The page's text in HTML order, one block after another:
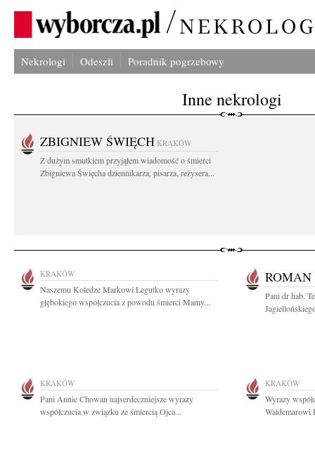
Nekrologi Odeszli Poradnik pogrzebowy
Inne nekrologi
ZBIGNIEW ŚWIĘCH KRAKÓW
Z dużym smutkiem przyjąłem wiadomość o śmierci
Zbigniewa Święcha dziennikarza, pisarza, reżysera...
KRAKÓW
Naszemu Koledze Markowi Legutko wyrazy
głębokiego współczucia z powodu śmierci Mamy...
Pani dr hab.
KRAKÓW
Pani Annie Chowan najserdeczniejsze wyrazy
współczucia w związku ze śmiercią Ojca...
KRAKÓW
Wyrazy
Waldemarowi